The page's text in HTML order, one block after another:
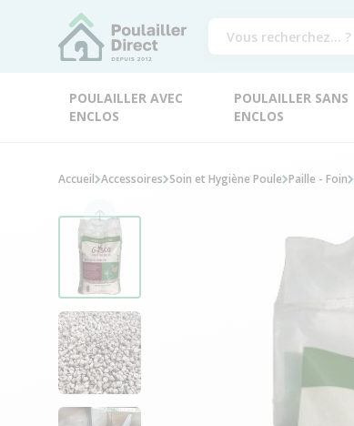
POULAILLER AVEC
ENCLOS
POULAILLER SANS
ENCLOS
Accueil Accessoires Soin et Hygiène Poule Paille - Foin